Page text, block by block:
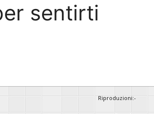
sentirti
Riproduzioni:-